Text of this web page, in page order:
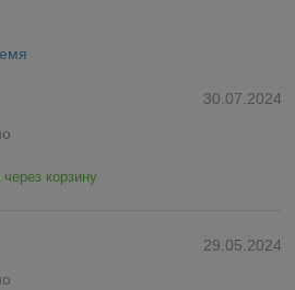
30.07.2024
корзину
29.05.2024